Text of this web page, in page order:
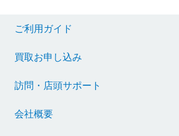
ご利用ガイド
買取お申し込み
訪問・店頭サポート
会社概要